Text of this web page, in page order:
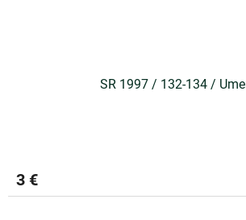
SR 1997 / 132-134 /
3 €